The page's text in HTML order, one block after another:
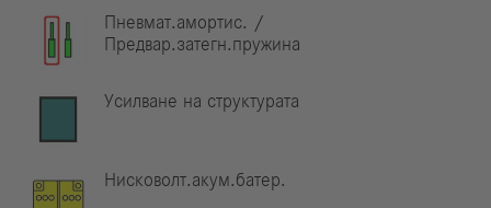
Пневмат.амортис. /
Предвар.затегн.пружина
Усилване на структурата
Нисковолт.акум.батер.